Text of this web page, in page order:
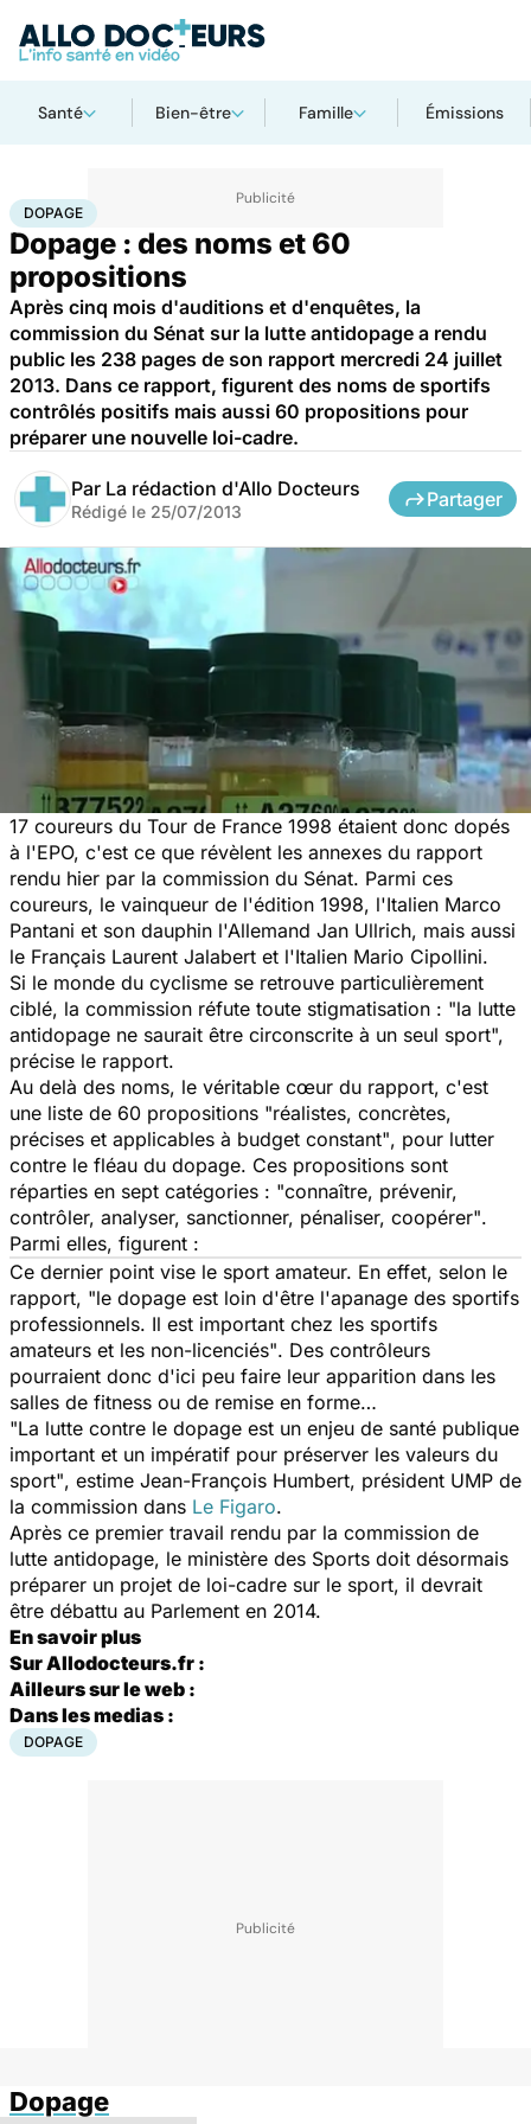
Santé Bien-être Famille Émissions
AccueilSanté
DOPAGE
Dopage : des noms et 60
propositions
Après cinq mois d'auditions et d'enquêtes, la
commission du Sénat sur la lutte antidopage a rendu
public les 238 pages de son rapport mercredi 24 juillet
2013. Dans ce rapport, figurent des noms de sportifs
contrôlés positifs mais aussi 60 propositions pour
préparer une nouvelle loi-cadre.
Par La rédaction d'Allo Docteurs
Rédigé le 25/07/2013
Partager
17 coureurs du Tour de France 1998 étaient donc dopés
à l'EPO, c'est ce que révèlent les annexes du rapport
rendu hier par la commission du Sénat. Parmi ces
coureurs, le vainqueur de l'édition 1998, l'Italien Marco
Pantani et son dauphin l'Allemand Jan Ullrich, mais aussi
le Français Laurent Jalabert et l'Italien Mario Cipollini.
Si le monde du cyclisme se retrouve particulièrement
ciblé, la commission réfute toute stigmatisation : "la lutte
antidopage ne saurait être circonscrite à un seul sport",
précise le rapport.
Au delà des noms, le véritable cœur du rapport, c'est
une liste de 60 propositions "réalistes, concrètes,
précises et applicables à budget constant", pour lutter
contre le fléau du dopage. Ces propositions sont
réparties en sept catégories : "connaître, prévenir,
contrôler, analyser, sanctionner, pénaliser, coopérer".
Parmi elles, figurent :
Ce dernier point vise le sport amateur. En effet, selon le
rapport, "le dopage est loin d'être l'apanage des sportifs
professionnels. Il est important chez les sportifs
amateurs et les non-licenciés". Des contrôleurs
pourraient donc d'ici peu faire leur apparition dans les
salles de fitness ou de remise en forme…
"La lutte contre le dopage est un enjeu de santé publique
important et un impératif pour préserver les valeurs du
sport", estime Jean-François Humbert, président UMP de
la commission dans Le Figaro.
Après ce premier travail rendu par la commission de
lutte antidopage, le ministère des Sports doit désormais
préparer un projet de loi-cadre sur le sport, il devrait
être débattu au Parlement en 2014.
En savoir plus
Sur Allodocteurs.fr :
Ailleurs sur le web :
Dans les medias :
DOPAGE
Dopage